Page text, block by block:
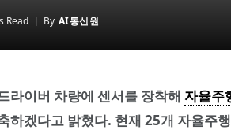
Read By AI통신원
라이버 차량에 센서를 장착해 자율주
하겠다고 밝혔다. 현재 25개 자율주